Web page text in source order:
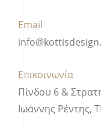
Email
Επικοινωνία
Πίνδου 6 &
Ιωάννης Ρέντης,